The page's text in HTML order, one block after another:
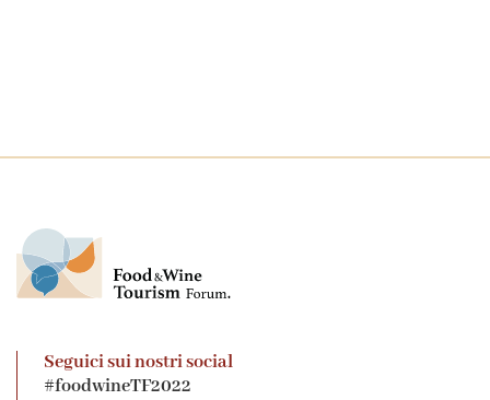
Seguici sui nostri social
#foodwineTF2022